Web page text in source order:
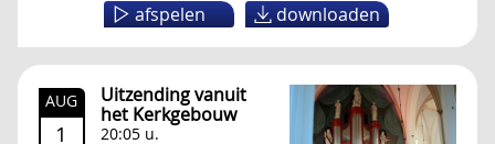
afspelen downloaden
AUG
1
Uitzending vanuit
het Kerkgebouw
20:05 u.